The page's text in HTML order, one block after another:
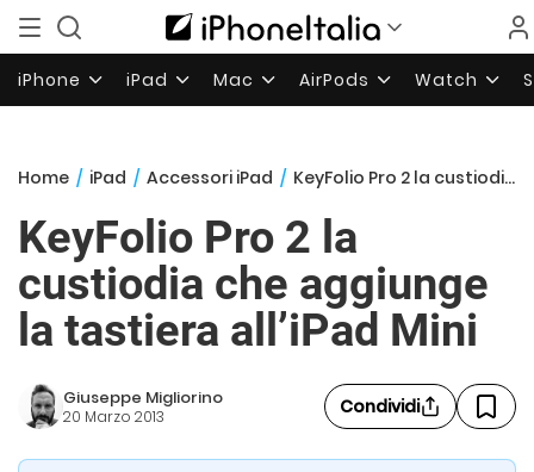
iPhone iPad Mac AirPods Watch
Home / iPad / Accessori iPad / KeyFolio Pro 2 la custiodia che aggiunge la tastiera all’iPad Mini
KeyFolio Pro 2 la
custiodia che aggiunge
la tastiera all’iPad Mini
Giuseppe Migliorino
20 Marzo 2013 Condividi